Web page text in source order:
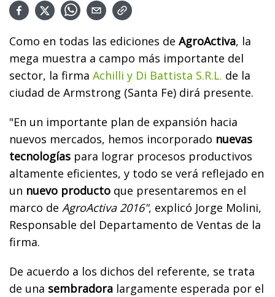
Como en todas las ediciones de AgroActiva, la
mega muestra a campo más importante del
sector, la firma Achilli y Di Battista S.R.L. de la
ciudad de Armstrong (Santa Fe) dirá presente.
"En un importante plan de expansión hacia
nuevos mercados, hemos incorporado nuevas
tecnologías para lograr procesos productivos
altamente eficientes, y todo se verá reflejado en
un nuevo producto que presentaremos en el
marco de AgroActiva 2016", explicó Jorge Molini,
Responsable del Departamento de Ventas de la
firma.
De acuerdo a los dichos del referente, se trata
de una sembradora largamente esperada por el